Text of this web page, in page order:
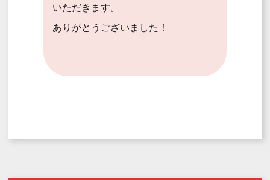
いただきます。
ありがとうございました！